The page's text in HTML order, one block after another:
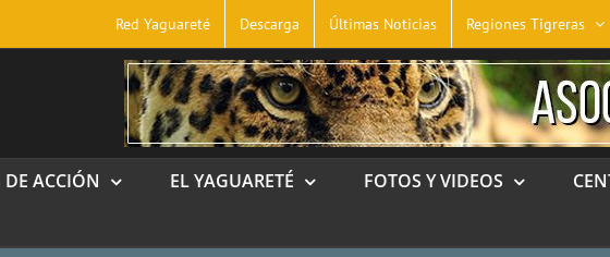
Red Yaguareté Descarga Últimas Noticias Regiones Tigreras
ACCIÓN EL YAGUARETÉ FOTOS Y VIDEOS